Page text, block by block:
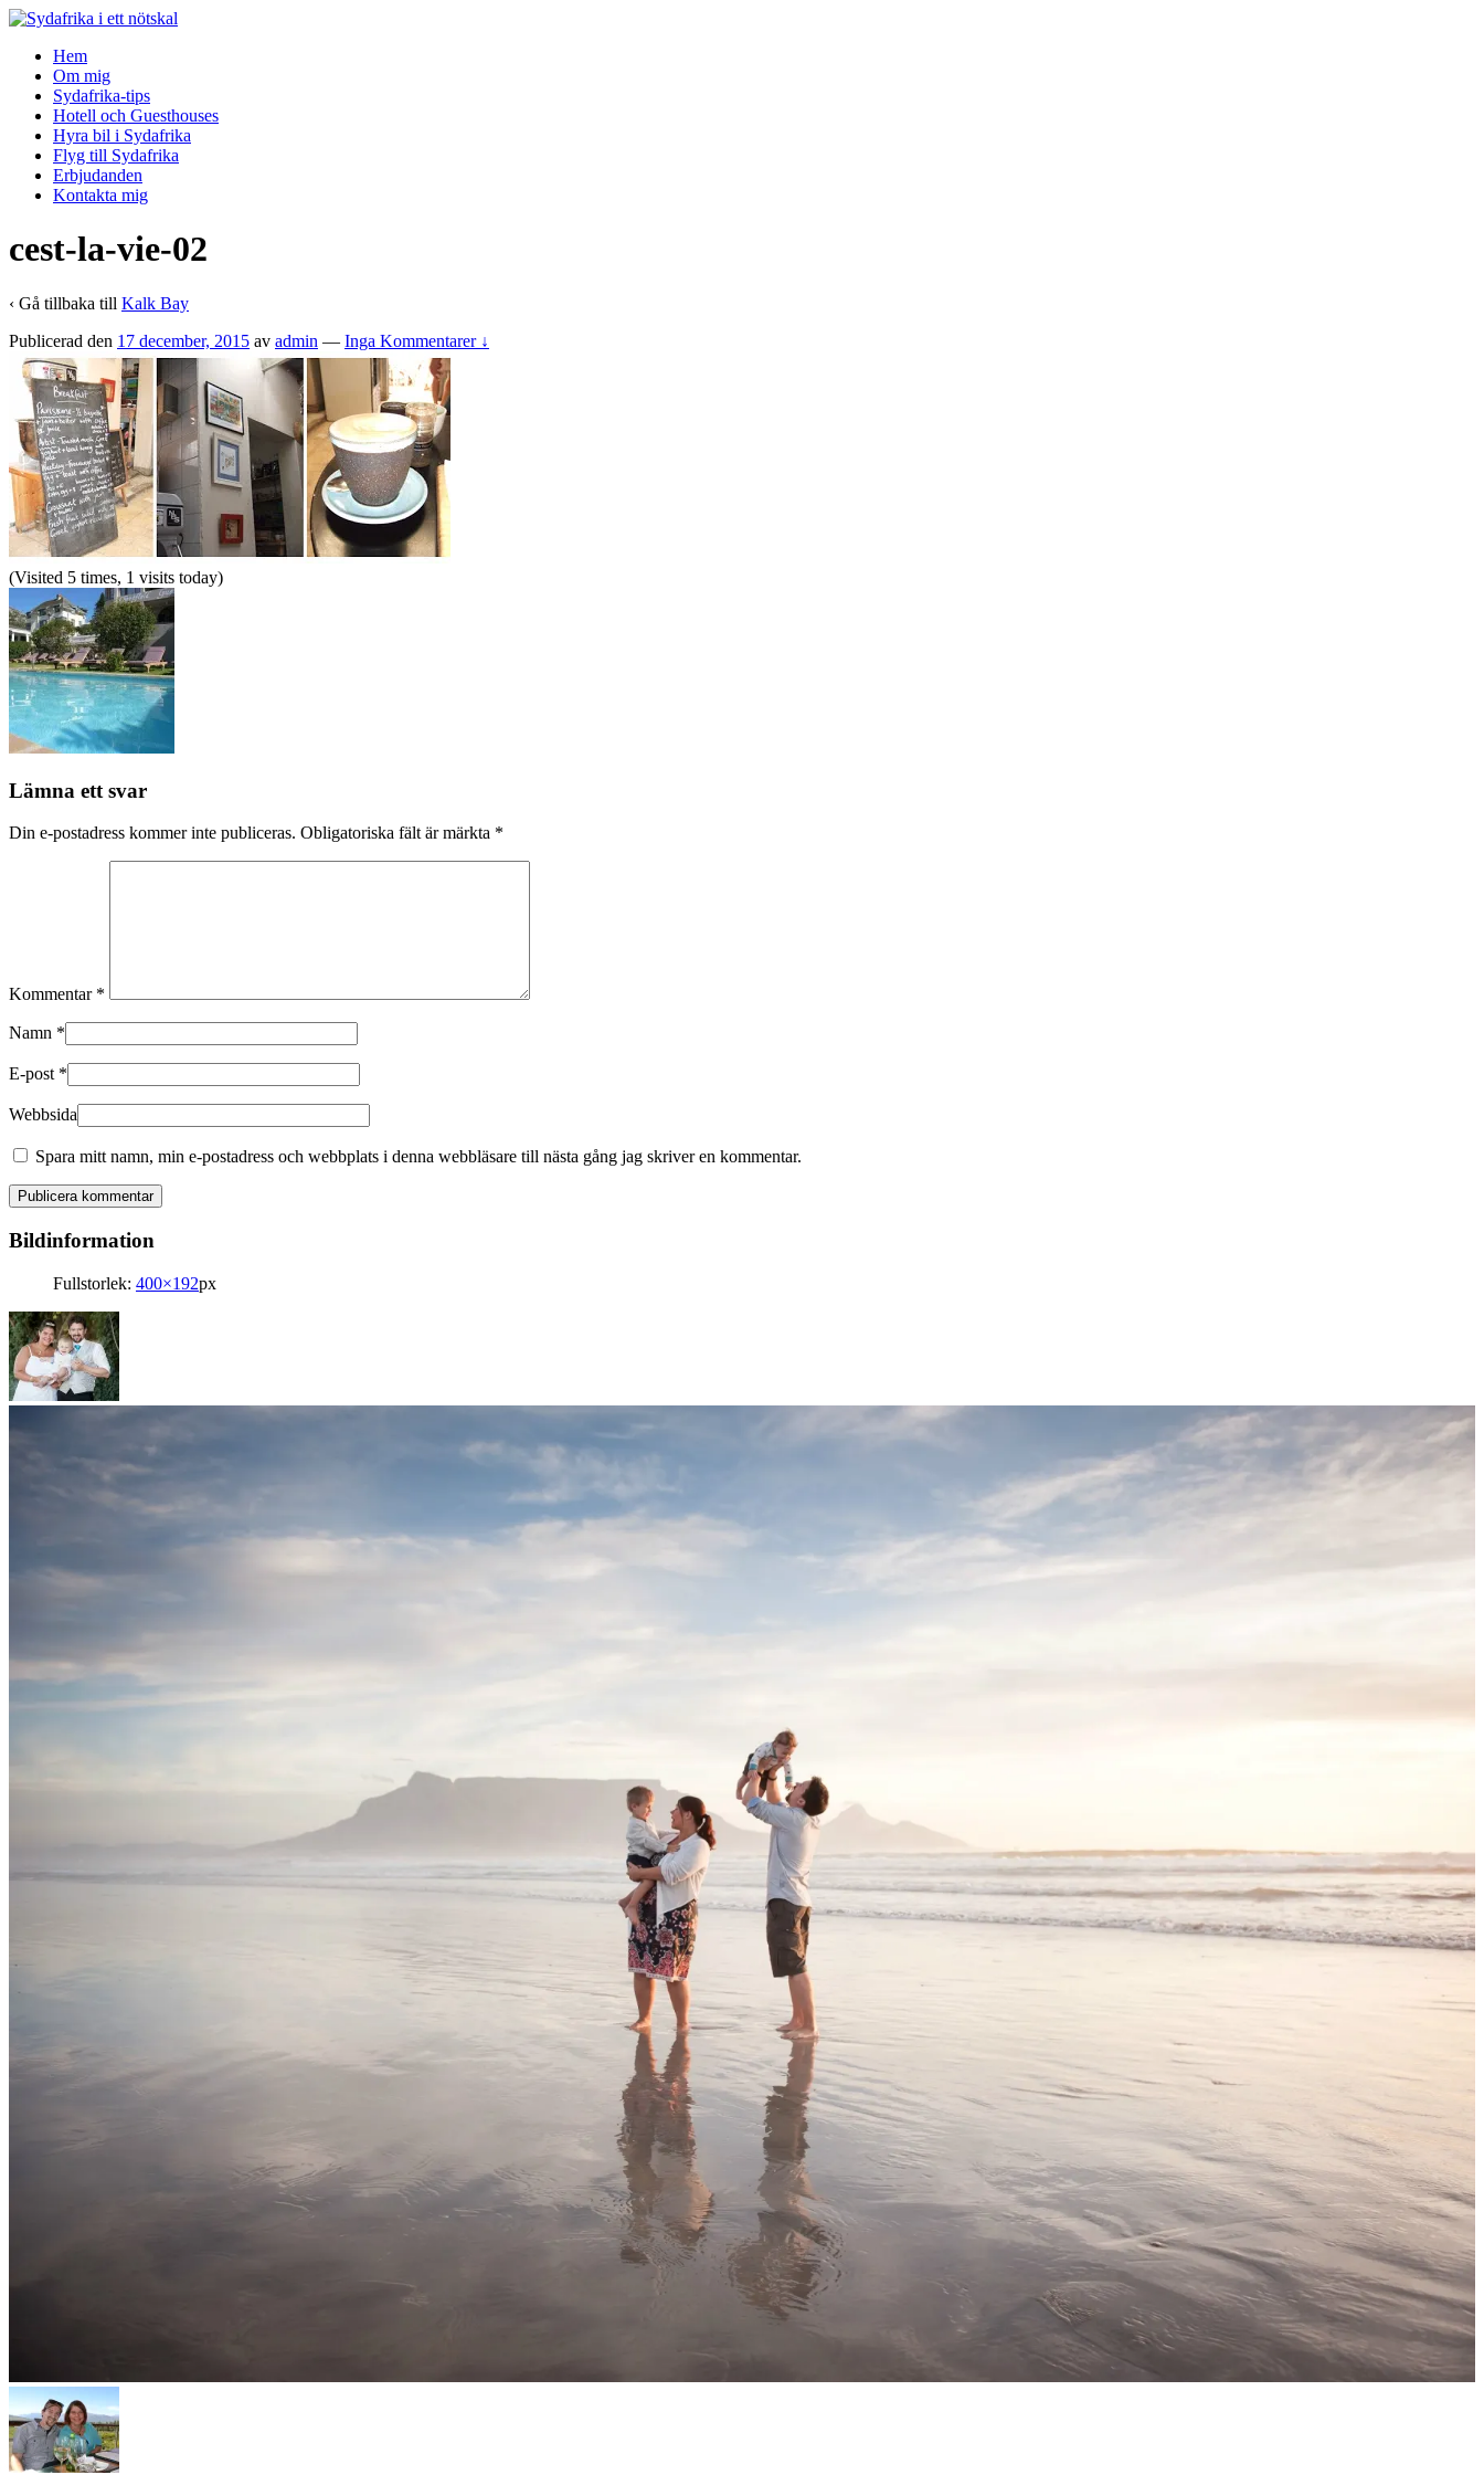
↓
Main
Content
Hem
Om mig
Sydafrika-tips
Hotell och Guesthouses
Hyra bil i Sydafrika
Flyg till Sydafrika
Erbjudanden
Kontakta mig
cest-la-vie-02
‹ Gå tillbaka till Kalk Bay
Publicerad den 17 december, 2015 av admin — Inga Kommentarer ↓
(Visited 5 times, 1 visits today)
Lämna ett svar
Din e-postadress kommer inte publiceras. Obligatoriska fält är märkta *
Kommentar *
Namn *
E-post *
Webbsida
Spara mitt namn, min e-postadress och webbplats i denna webbläsare till nästa gång jag skriver en kommentar.
Bildinformation
Fullstorlek: 400×192px